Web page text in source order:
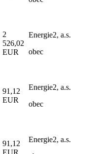
2
526,02
EUR
Energie2, a.s.
obec
91,12
EUR
Energie2, a.s.
obec
91,12
EUR
Energie2, a.s.